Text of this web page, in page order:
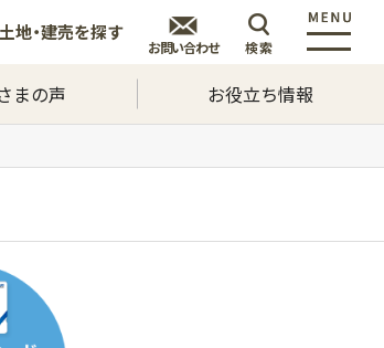
土地・建売を探す
お問い合わせ 検索
まの声 お役立ち情報